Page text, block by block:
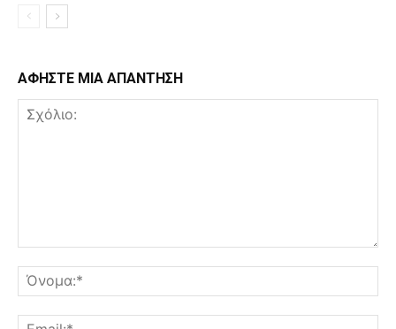
ΑΦΗΣΤΕ ΜΙΑ ΑΠΑΝΤΗΣΗ